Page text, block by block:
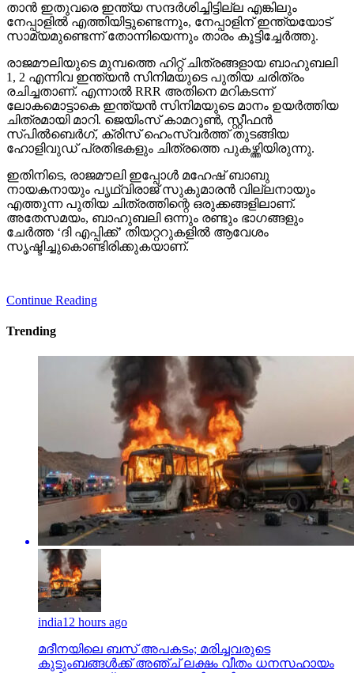
താന്‍ ഇതുവരെ ഇന്ത്യ സന്ദര്‍ശിച്ചിട്ടില്ല എങ്കിലും
നേപ്പാളില്‍ എത്തിയിട്ടുണ്ടെന്നും, നേപ്പാളിന് ഇന്ത്യയോട്
സാമ്യമുണ്ടെന്ന് തോന്നിയെന്നും താരം കൂട്ടിച്ചേര്‍ത്തു.
രാജമൗലിയുടെ മുമ്പത്തെ ഹിറ്റ് ചിത്രങ്ങളായ ബാഹുബലി
1, 2 എന്നിവ ഇന്ത്യന്‍ സിനിമയുടെ പുതിയ ചരിത്രം
രചിച്ചതാണ്. എന്നാല്‍ RRR അതിനെ മറികടന്ന്
ലോകമൊട്ടാകെ ഇന്ത്യന്‍ സിനിമയുടെ മാനം ഉയര്‍ത്തിയ
ചിത്രമായി മാറി. ജെയിംസ് കാമറൂണ്‍, സ്റ്റീഫന്‍
സ്പില്‍ബെര്‍ഗ്, ക്രിസ് ഹെംസ്വര്‍ത്ത് തുടങ്ങിയ
ഹോളിവുഡ് പ്രതിഭകളും ചിത്രത്തെ പുകഴ്ത്തിയിരുന്നു.
ഇതിനിടെ, രാജമൗലി ഇപ്പോള്‍ മഹേഷ് ബാബു
നായകനായും പൃഥ്വിരാജ് സുകുമാരന്‍ വില്ലനായും
എത്തുന്ന പുതിയ ചിത്രത്തിന്റെ ഒരുക്കങ്ങളിലാണ്.
അതേസമയം, ബാഹുബലി ഒന്നും രണ്ടും ഭാഗങ്ങളും
ചേര്‍ത്ത ‘ദി എപ്പിക്ക്’ തിയറ്ററുകളില്‍ ആവേശം
സൃഷ്ടിച്ചുകൊണ്ടിരിക്കുകയാണ്.
Continue Reading
Trending
india12 hours ago
മദീനയിലെ ബസ് അപകടം; മരിച്ചവരുടെ
കുടുംബങ്ങള്‍ക്ക് അഞ്ച് ലക്ഷം വീതം ധനസഹായം